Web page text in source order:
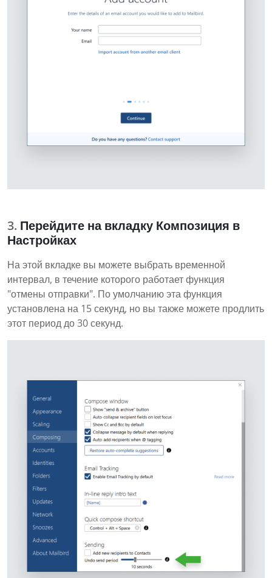
Перейдите на вкладку Композиция в
Настройках
На этой вкладке вы можете выбрать временной
интервал, в течение которого работает функция
"отмены отправки". По умолчанию эта функция
установлена на 15 секунд, но вы также можете продлить
этот период до 30 секунд.